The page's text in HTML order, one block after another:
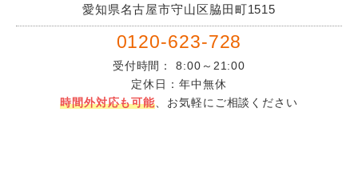
愛知県名古屋市守山区脇田町1515
0120-623-728
受付時間： 8:00～21:00
定休日：年中無休
時間外対応も可能 、お気軽にご相談ください